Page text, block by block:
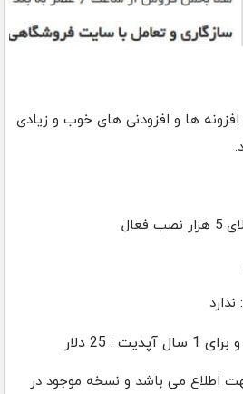
افزونه ها و افزودنی های خوب و زیادی
اطلاع می باشد و نسخه موجود در